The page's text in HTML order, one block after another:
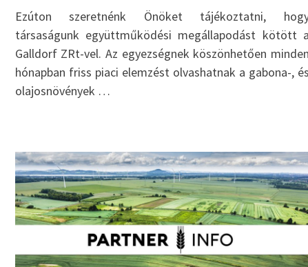
Ezúton szeretnénk Önöket tájékoztatni,
társaságunk együttműködési megállapodást kötött a
Galldorf ZRt-vel. Az egyezségnek köszönhetően minden
hónapban friss piaci elemzést olvashatnak a gabona-, és
olajosnövények …